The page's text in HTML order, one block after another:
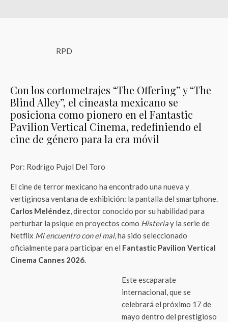
RPD
Con los cortometrajes “The Offering” y “The
Blind Alley”, el cineasta mexicano se
posiciona como pionero en el Fantastic
Pavilion Vertical Cinema, redefiniendo el
cine de género para la era móvil
Por: Rodrigo Pujol Del Toro
El cine de terror mexicano ha encontrado una nueva y
vertiginosa ventana de exhibición: la pantalla del smartphone.
Carlos Meléndez, director conocido por su habilidad para
perturbar la psique en proyectos como Histeriay la serie de
Netflix Mi encuentro con el mal, ha sido seleccionado
oficialmente para participar en el Fantastic Pavilion Vertical
Cinema Cannes 2026.
Este escaparate
internacional, que se
celebrará el próximo 17 de
mayo dentro del prestigioso